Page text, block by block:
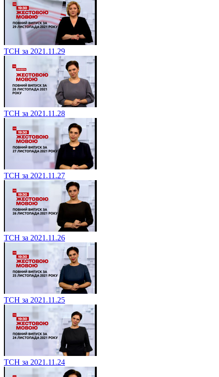
ТСН за 2021.11.29
ТСН за 2021.11.28
ТСН за 2021.11.27
ТСН за 2021.11.26
ТСН за 2021.11.25
ТСН за 2021.11.24